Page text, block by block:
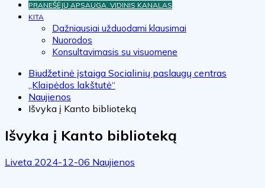
PRANEŠĖJŲ APSAUGA. VIDINIS KANALAS
KITA
Dažniausiai užduodami klausimai
Nuorodos
Konsultavimasis su visuomene
Biudžetinė įstaiga Socialinių paslaugų centras
„Klaipėdos lakštutė“
Naujienos
Išvyka į Kanto biblioteką
Išvyka į Kanto biblioteką
Liveta 2024-12-06 Naujienos